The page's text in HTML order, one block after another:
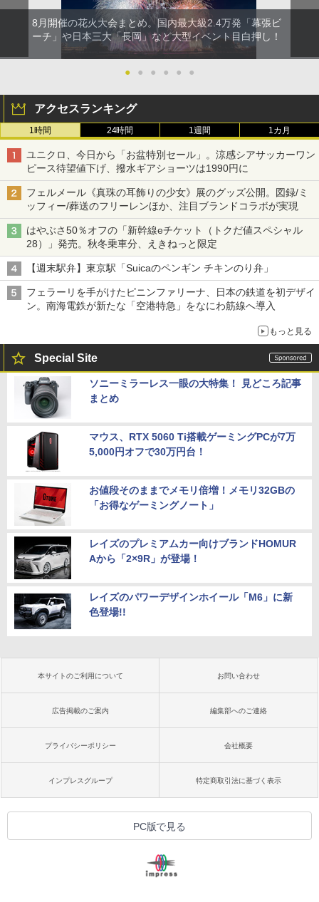
8月開催の花火大会まとめ。国内最大級2.4万発「幕張ビ
ーチ」や日本三大「長岡」など大型イベント目白押し！
● ● ● ● ● ●
アクセスランキング
1時間 24時間 1週間 1カ月
ユニクロ、今日から「お盆特別セール」。涼感シアサッカーワン
ピース待望値下げ、撥水ギアショーツは1990円に
フェルメール《真珠の耳飾りの少女》展のグッズ公開。図録/ミ
ッフィー/葬送のフリーレンほか、注目ブランドコラボが実現
はやぶさ50％オフの「新幹線eチケット（トクだ値スペシャル
28）」発売。秋冬乗車分、えきねっと限定
【週末駅弁】東京駅「Suicaのペンギン チキンのり弁」
フェラーリを手がけたピニンファリーナ、日本の鉄道を初デザイ
ン。南海電鉄が新たな「空港特急」をなにわ筋線へ導入
もっと見る
Special Site
ソニーミラーレス一眼の大特集！ 見どころ記事
まとめ
マウス、RTX 5060 Ti搭載ゲーミングPCが7万
5,000円オフで30万円台！
お値段そのままでメモリ倍増！メモリ32GBの
「お得なゲーミングノート」
レイズのプレミアムカー向けブランドHOMUR
Aから「2×9R」が登場！
レイズのパワーデザインホイール「M6」に新
色登場!!
本サイトのご利用について お問い合わせ
広告掲載のご案内 編集部へのご連絡
プライバシーポリシー 会社概要
インプレスグループ 特定商取引法に基づく表示
PC版で見る